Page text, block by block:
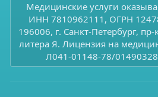
Медицинские услуги
ИНН 7810962111, ОГРН
196006, г. Санкт-Петербург,
литера Я. Лицензия на
Л041-01148-78/